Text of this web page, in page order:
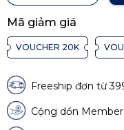
Mã giảm giá
VOUCHER 20K
Freeship đơn từ
Cộng dồn